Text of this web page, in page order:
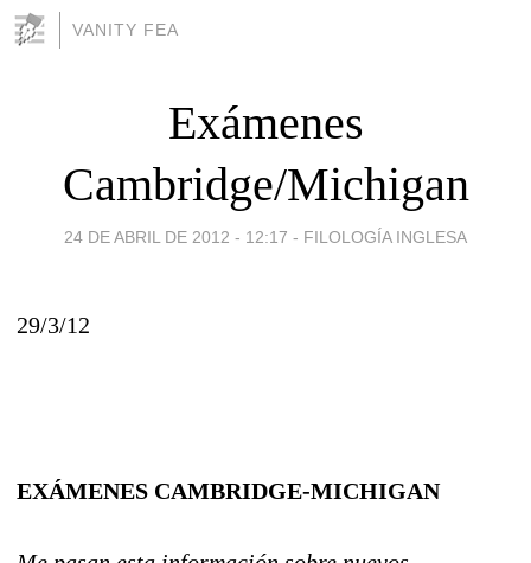
VANITY FEA
Exámenes
Cambridge/Michigan
24 DE ABRIL DE 2012 - 12:17 - FILOLOGÍA INGLESA
29/3/12
EXÁMENES CAMBRIDGE-MICHIGAN